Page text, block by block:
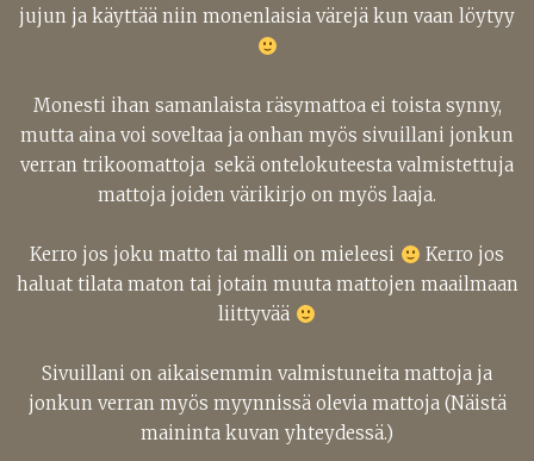
jujun ja käyttää niin monenlaisia värejä kun vaan löytyy
Monesti ihan samanlaista räsymattoa ei toista synny,
mutta aina voi soveltaa ja onhan myös sivuillani jonkun
verran trikoomattoja sekä ontelokuteesta valmistettuja
mattoja joiden värikirjo on myös laaja.
Kerro jos joku matto tai malli on mieleesi
Kerro jos
haluat tilata maton tai jotain muuta mattojen maailmaan
liittyvää
Sivuillani on aikaisemmin valmistuneita mattoja ja
jonkun verran myös myynnissä olevia mattoja (Näistä
maininta kuvan yhteydessä.)